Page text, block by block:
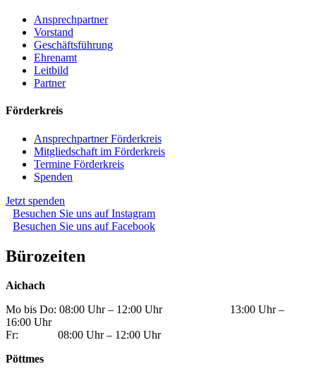
Ansprechpartner
Vorstand
Geschäftsführung
Ehrenamt
Leitbild
Partner
Förderkreis
Ansprechpartner Förderkreis
Mitgliedschaft im Förderkreis
Termine Förderkreis
Spenden
Jetzt spenden
Besuchen Sie uns auf Instagram
Besuchen Sie uns auf Facebook
Bürozeiten
Aichach
Mo bis Do: 08:00 Uhr – 12:00 Uhr 13:00 Uhr –
16:00 Uhr
Fr: 08:00 Uhr – 12:00 Uhr
Pöttmes